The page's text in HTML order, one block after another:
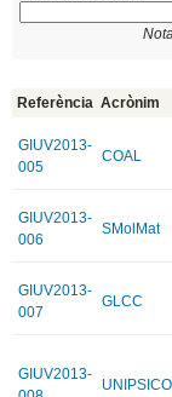
Referència Acrònim
GIUV2013-
005
COAL
GIUV2013-
006
SMolMat
GIUV2013-
007
GLCC
GIUV2013-
UNIPSICO